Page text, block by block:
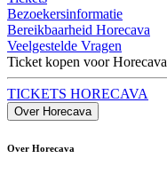
Bezoekersinformatie
Bereikbaarheid Horecava
Veelgestelde Vragen
Ticket kopen voor Horecava
TICKETS HORECAVA
Over Horecava
Over Horecava